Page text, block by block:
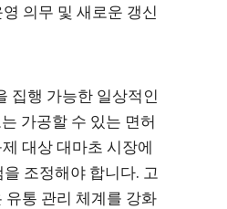
의무 및 새로운 갱신
집행 가능한 일상적인
가공할 수 있는 면허
대상 대마초 시장에
조정해야 합니다. 고
통 관리 체계를 강화